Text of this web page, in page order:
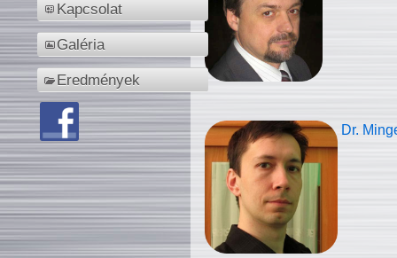
Kapcsolat
Galéria
Eredmények
Dr.